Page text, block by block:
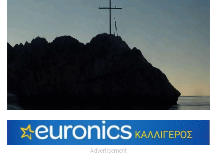
Advertisement